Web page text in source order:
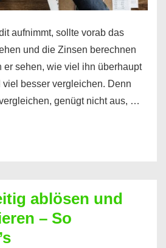
aufnimmt, sollte vorab das
und die Zinsen berechnen
er sehen, wie viel ihn überhaupt
viel besser vergleichen. Denn
genügt nicht aus, …
ablösen und
– So